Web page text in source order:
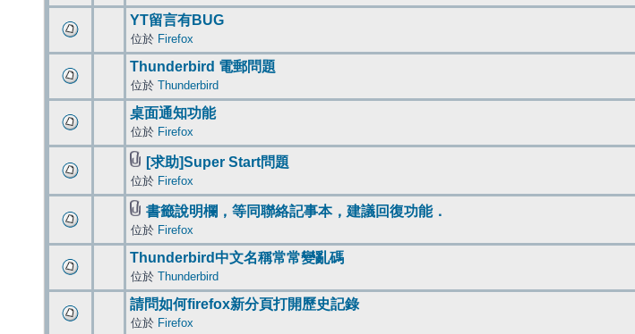
YT留言有BUG
位於 Firefox
Thunderbird 電郵問題
位於 Thunderbird
桌面通知功能
位於 Firefox
[求助]Super Start問題
位於 Firefox
書籤說明欄，等同聯絡記事本，建議回復功能．
位於 Firefox
Thunderbird中文名稱常常變亂碼
位於 Thunderbird
請問如何firefox新分頁打開歷史記錄
位於 Firefox